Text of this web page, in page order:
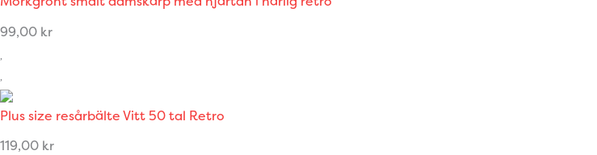
99,00 kr
Plus size resårbälte Vitt 50 tal Retro
119,00 kr